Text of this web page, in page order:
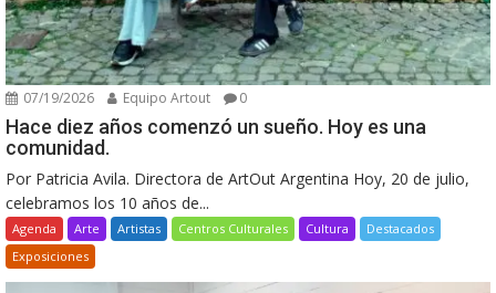
07/19/2026 Equipo Artout 0
Hace diez años comenzó un sueño. Hoy es una
comunidad.
Por Patricia Avila. Directora de ArtOut Argentina Hoy, 20 de julio,
celebramos los 10 años de...
Agenda Arte Artistas Centros Culturales Cultura
Destacados
Exposiciones